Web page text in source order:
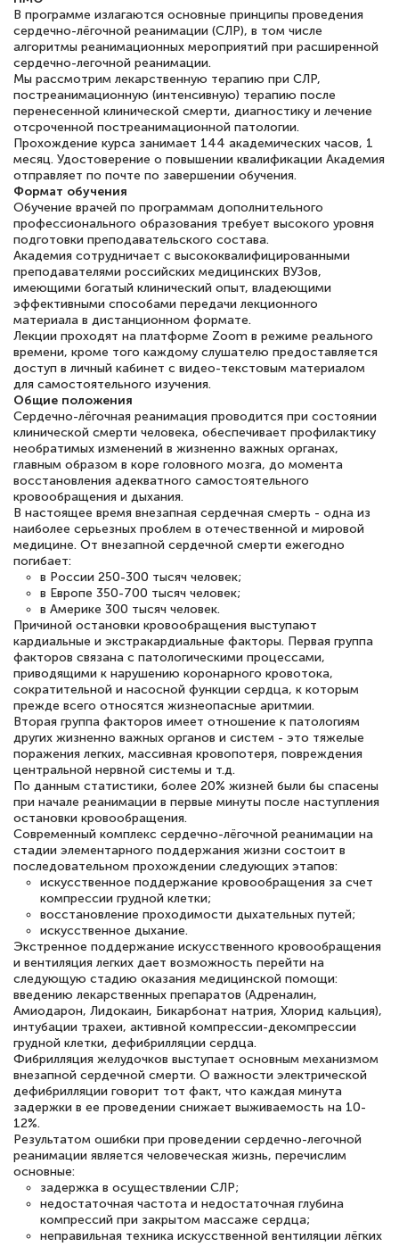
вежливое сопровождение! Всё чётко и
понятно! Проходила повышение
квалификации. Ещё раз - СПАСИБО!
Елена Петрикс
Знаток города 5 уровня
11 марта 2026
Всем добрый день! Я прошла курс
повышени каалификации по
специальности «Тренер-преподаватель
по тяжелой атлетике»! Хочется
подчеркуть, что при обращении
оперативно связались со мной
специалисты, ответили на все
интересующие вопросы и в течении
двух…
Светлана К
Знаток города 7 уровня
10 марта 2026
Оставила заявку на обучение онлайн, мне
быстро ответили, разъяснили все детали.
Обучение понравилось: огромное
количество тематической литературы,
пособий и учебников доступно на время
прохождения курса, удобная система
аттестации, проблем не возникло ни на
каком этапе…
В программе излагаются основные принципы проведения
сердечно-лёгочной реанимации (СЛР), в том числе
алгоритмы реанимационных мероприятий при расширенной
сердечно-легочной реанимации.
Мы рассмотрим лекарственную терапию при СЛР,
постреанимационную (интенсивную) терапию после
перенесенной клинической смерти, диагностику и лечение
отсроченной постреанимационной патологии.
Прохождение курса занимает 144 академических часов, 1
месяц. Удостоверение о повышении квалификации Академия
отправляет по почте по завершении обучения.
Формат обучения
Обучение врачей по программам дополнительного
профессионального образования требует высокого уровня
подготовки преподавательского состава.
Академия сотрудничает с высококвалифицированными
преподавателями российских медицинских ВУЗов,
имеющими богатый клинический опыт, владеющими
эффективными способами передачи лекционного
материала в дистанционном формате.
Лекции проходят на платформе Zoom в режиме реального
времени, кроме того каждому слушателю предоставляется
доступ в личный кабинет с видео-текстовым материалом
для самостоятельного изучения.
Общие положения
Сердечно-лёгочная реанимация проводится при состоянии
клинической смерти человека, обеспечивает профилактику
необратимых изменений в жизненно важных органах,
главным образом в коре головного мозга, до момента
восстановления адекватного самостоятельного
кровообращения и дыхания.
В настоящее время внезапная сердечная смерть - одна из
наиболее серьезных проблем в отечественной и мировой
медицине. От внезапной сердечной смерти ежегодно
погибает:
в России 250-300 тысяч человек;
в Европе 350-700 тысяч человек;
в Америке 300 тысяч человек.
Причиной остановки кровообращения выступают
кардиальные и экстракардиальные факторы. Первая группа
факторов связана с патологическими процессами,
приводящими к нарушению коронарного кровотока,
сократительной и насосной функции сердца, к которым
прежде всего относятся жизнеопасные аритмии.
Вторая группа факторов имеет отношение к патологиям
других жизненно важных органов и систем - это тяжелые
поражения легких, массивная кровопотеря, повреждения
центральной нервной системы и т.д.
По данным статистики, более 20% жизней были бы спасены
при начале реанимации в первые минуты после наступления
остановки кровообращения.
Современный комплекс сердечно-лёгочной реанимации на
стадии элементарного поддержания жизни состоит в
последовательном прохождении следующих этапов:
искусственное поддержание кровообращения за счет
компрессии грудной клетки;
восстановление проходимости дыхательных путей;
искусственное дыхание.
Экстренное поддержание искусственного кровообращения
и вентиляция легких дает возможность перейти на
следующую стадию оказания медицинской помощи:
введению лекарственных препаратов (Адреналин,
Амиодарон, Лидокаин, Бикарбонат натрия, Хлорид кальция),
интубации трахеи, активной компрессии-декомпрессии
грудной клетки, дефибрилляции сердца.
Фибрилляция желудочков выступает основным механизмом
внезапной сердечной смерти. О важности электрической
дефибрилляции говорит тот факт, что каждая минута
задержки в ее проведении снижает выживаемость на 10-
12%.
Результатом ошибки при проведении сердечно-легочной
реанимации является человеческая жизнь, перечислим
основные:
задержка в осуществлении СЛР;
недостаточная частота и недостаточная глубина
компрессий при закрытом массаже сердца;
неправильная техника искусственной вентиляции лёгких